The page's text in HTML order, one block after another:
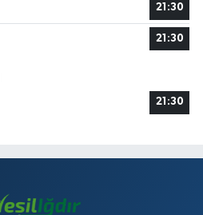
21:30
21:30
21:30